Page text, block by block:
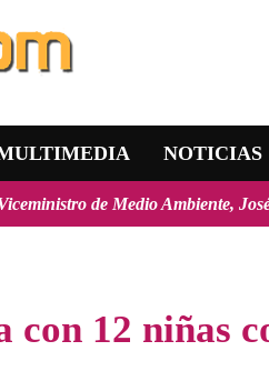
NOTICIAS
José Ernesto Ávila: "la
con 12 niñas